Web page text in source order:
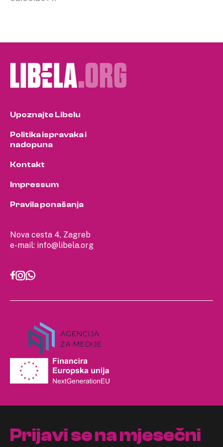
Nova cesta 4, Zagreb
e-mail: info@libela.org
Upoznajte Libelu
Politika ispravaka i
nadopuna
Kontakt
Impressum
Pravila ponašanja
Prijavi se na mjesečni